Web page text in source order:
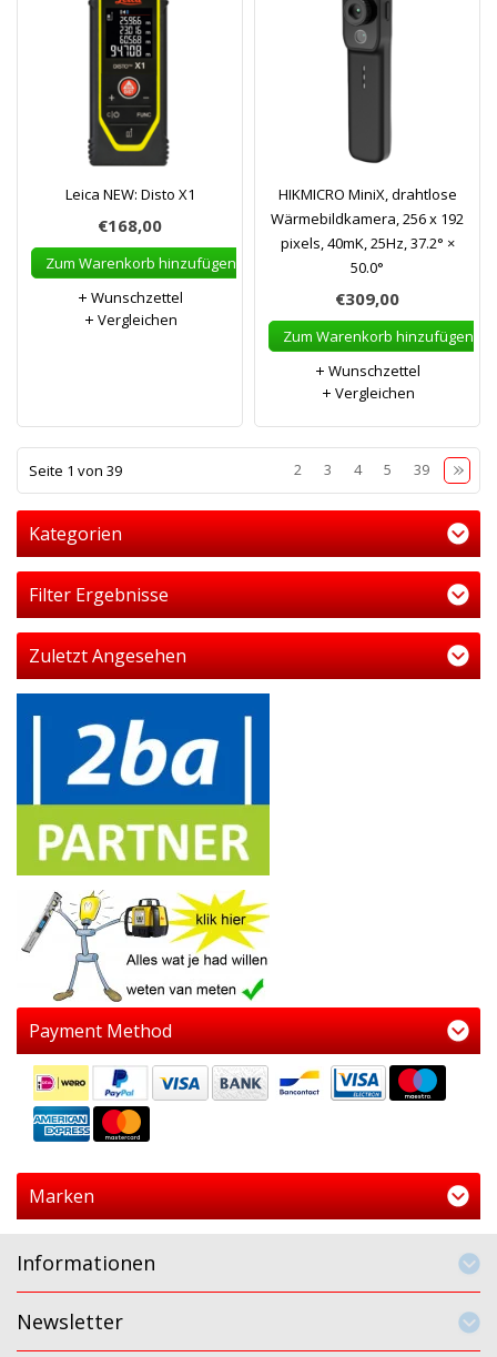
Leica NEW: Disto X1
€168,00
Zum Warenkorb hinzufügen
Wunschzettel
Vergleichen
HIKMICRO MiniX, drahtlose
Wärmebildkamera, 256 x 192
pixels, 40mK, 25Hz, 37.2° ×
50.0°
€309,00
Zum Warenkorb hinzufügen
Wunschzettel
Vergleichen
Seite 1 von 39 2 3 4 5 39
Kategorien
Filter Ergebnisse
Zuletzt Angesehen
Payment Method
Marken
Informationen
Newsletter